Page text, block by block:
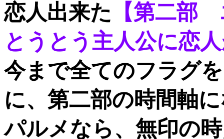
恋人出来た 【第二
とうとう主人公に恋
今まで全てのフラグ
に、第二部の時間軸
パルメなら、無印の